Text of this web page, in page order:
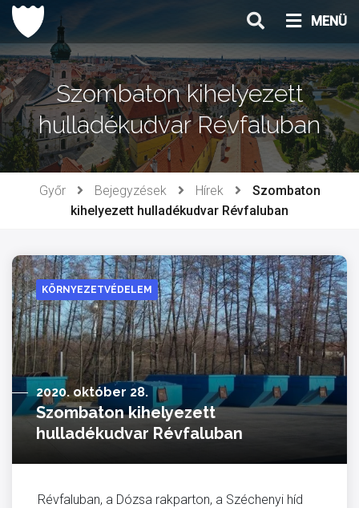
Ugrás
tartalomhoz
MENÜ
Szombaton kihelyezett
hulladékudvar Révfaluban
Győr Bejegyzések Hírek
Szombaton
kihelyezett hulladékudvar Révfaluban
KÖRNYEZETVÉDELEM
2020. október 28.
Szombaton kihelyezett
hulladékudvar Révfaluban
Révfaluban, a Dózsa rakparton, a Széchenyi híd